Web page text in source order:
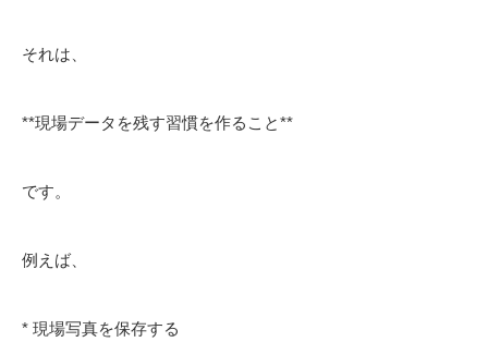
それは、
**現場データを残す習慣を作ること**
です。
例えば、
* 現場写真を保存する